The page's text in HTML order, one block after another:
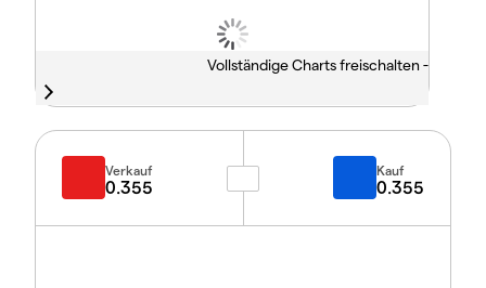
Vollständige Charts freischalten -
Verkauf
0.355
Kauf
0.355